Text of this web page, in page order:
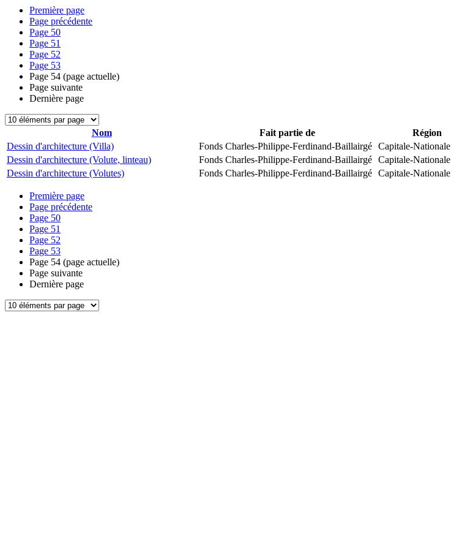
Première page
Page précédente
Page 50
Page 51
Page 52
Page 53
Page 54 (page actuelle)
Page suivante
Dernière page
Nom Fait partie de Région
Dessin d'architecture (Villa)
Fonds Charles-Philippe-Ferdinand-Baillairgé Capitale-Nationale
Dessin d'architecture (Volute, linteau)
Fonds Charles-Philippe-Ferdinand-Baillairgé Capitale-Nationale
Dessin d'architecture (Volutes)
Fonds Charles-Philippe-Ferdinand-Baillairgé Capitale-Nationale
Première page
Page précédente
Page 50
Page 51
Page 52
Page 53
Page 54 (page actuelle)
Page suivante
Dernière page